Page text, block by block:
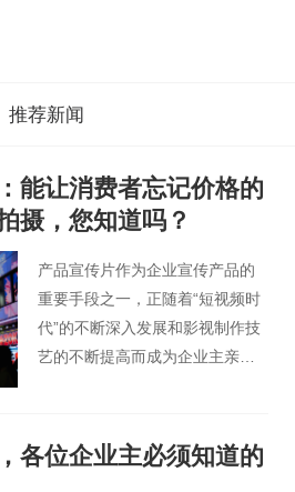
推荐新闻
能让消费者忘记价格的
摄，您知道吗？
产品宣传片作为企业宣传产品的
重要手段之一，正随着“短视频时
代”的不断深入发展和影视制作技
艺的不断提高而成为企业主亲睐
生“情感共鸣”，更能在宣传产品的
同时，引起广泛的关注，获得更
各位企业主必须知道的